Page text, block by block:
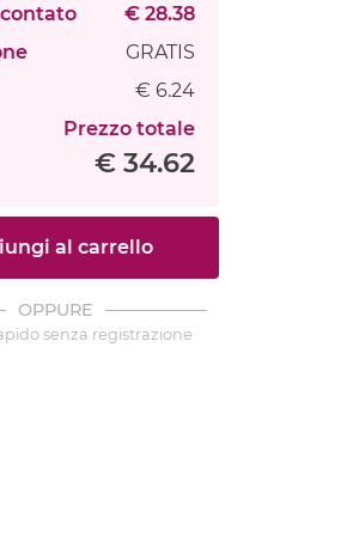
€ 28.38
GRATIS
€ 6.24
Prezzo totale
€ 34.62
al carrello
OPPURE
senza registrazione